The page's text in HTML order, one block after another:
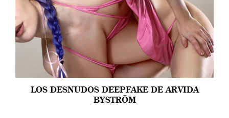
LOS DESNUDOS DEEPFAKE DE ARVIDA
BYSTRÖM